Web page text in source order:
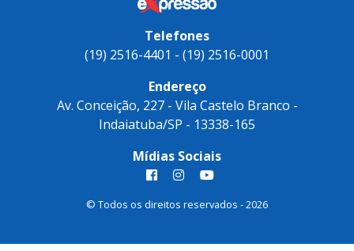
Telefones
(19) 2516-4401 - (19) 2516-0001
Endereço
Av. Conceição, 227 - Vila Castelo Branco -
Indaiatuba/SP - 13338-165
Mídias Sociais
© Todos os direitos reservados - 2026